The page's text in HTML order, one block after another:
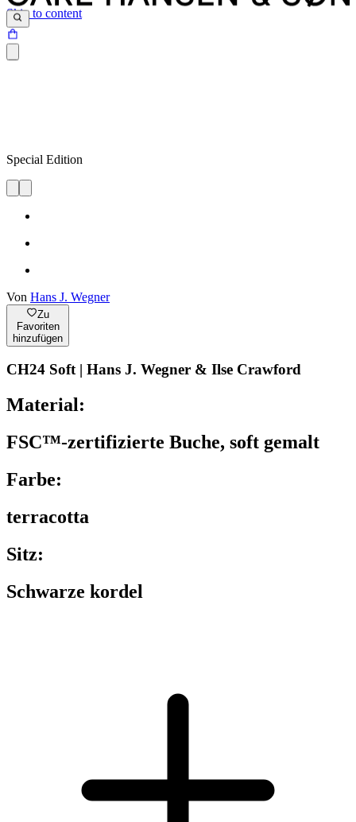
Skip to content
Special Edition
Von Hans J. Wegner
Zu
Favoriten
hinzufügen
CH24 Soft | Hans J. Wegner & Ilse Crawford
Material:
FSC™-zertifizierte Buche, soft gemalt
Farbe:
terracotta
Sitz:
Schwarze kordel